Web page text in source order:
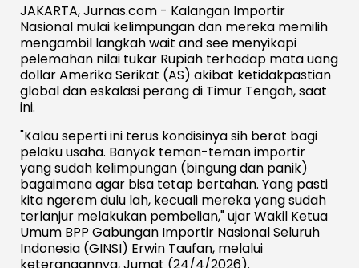
JAKARTA, Jurnas.com - Kalangan Importir
Nasional mulai kelimpungan dan mereka memilih
mengambil langkah wait and see menyikapi
pelemahan nilai tukar Rupiah terhadap mata uang
dollar Amerika Serikat (AS) akibat ketidakpastian
global dan eskalasi perang di Timur Tengah, saat
ini.
"Kalau seperti ini terus kondisinya sih berat bagi
pelaku usaha. Banyak teman-teman importir
yang sudah kelimpungan (bingung dan panik)
bagaimana agar bisa tetap bertahan. Yang pasti
kita ngerem dulu lah, kecuali mereka yang sudah
terlanjur melakukan pembelian," ujar Wakil Ketua
Umum BPP Gabungan Importir Nasional Seluruh
Indonesia (GINSI) Erwin Taufan, melalui
keterangannya, Jumat (24/4/2026).